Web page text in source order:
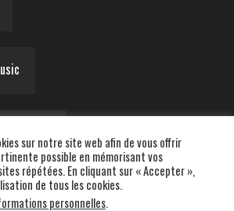
sur notre site web afin de vous offrir
possible en mémorisant vos
répétées. En cliquant sur « Accepter »,
de tous les cookies.
personnelles.